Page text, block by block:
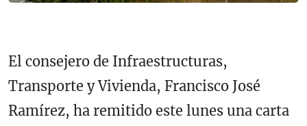
El consejero de Infraestructuras,
Transporte y Vivienda, Francisco José
Ramírez, ha remitido este lunes una carta